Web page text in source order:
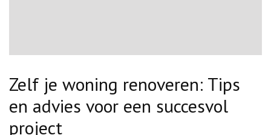
Zelf je woning renoveren: Tips
en advies voor een succesvol
project